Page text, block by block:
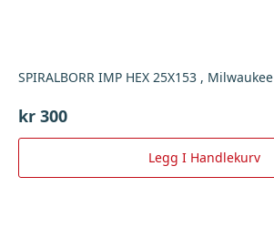
SPIRALBORR IMP HEX 25X153 , Milwaukee
kr 300
Legg I Handlekurv